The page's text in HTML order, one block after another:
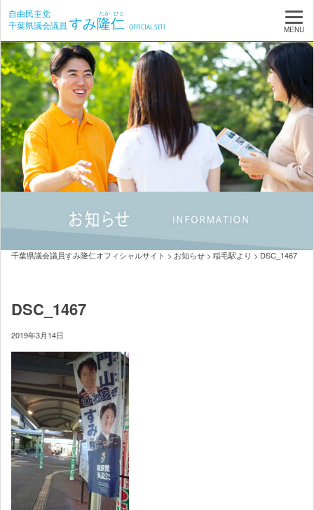
MENU
千葉県議会議員すみ隆仁オフィシャルサイト > お知らせ > 稲毛駅より > DSC_1467
DSC_1467
2019年3月14日